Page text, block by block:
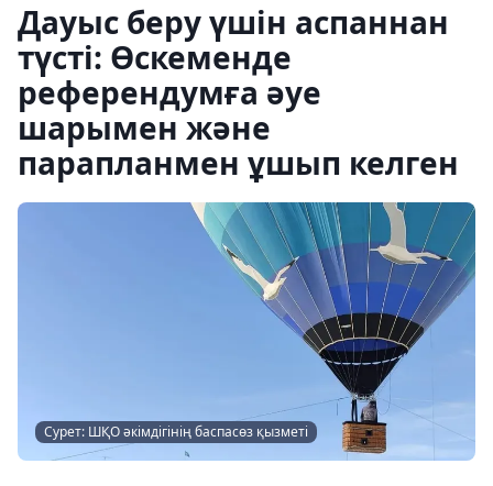
Дауыс беру үшін аспаннан
түсті: Өскеменде
референдумға әуе
шарымен және
парапланмен ұшып келген
Сурет: ШҚО әкімдігінің баспасөз қызметі